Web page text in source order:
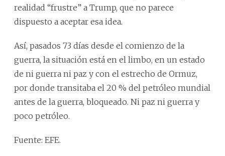
realidad “frustre” a Trump, que no parece
dispuesto a aceptar esa idea.
Así, pasados 73 días desde el comienzo de la
guerra, la situación está en el limbo, en un estado
de ni guerra ni paz y con el estrecho de Ormuz,
por donde transitaba el 20 % del petróleo mundial
antes de la guerra, bloqueado. Ni paz ni guerra y
poco petróleo.
Fuente: EFE.